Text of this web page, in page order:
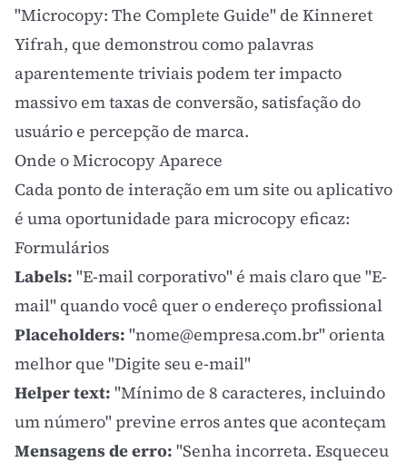
"Microcopy: The Complete Guide" de Kinneret
Yifrah, que demonstrou como palavras
aparentemente triviais podem ter impacto
massivo emtaxas de conversão, satisfação do
usuário e percepção de marca.
Onde o Microcopy Aparece
Cada ponto de interação em um site ou aplicativo
é uma oportunidade para microcopy eficaz:
Formulários
Labels: "E-mail corporativo" é mais claro que "E-
mail" quando você quer o endereço profissional
Placeholders: "nome@empresa.com.br" orienta
melhor que "Digite seu e-mail"
Helper text: "Mínimo de 8 caracteres, incluindo
um número" previne erros antes que aconteçam
Mensagens de erro: "Senha incorreta. Esqueceu